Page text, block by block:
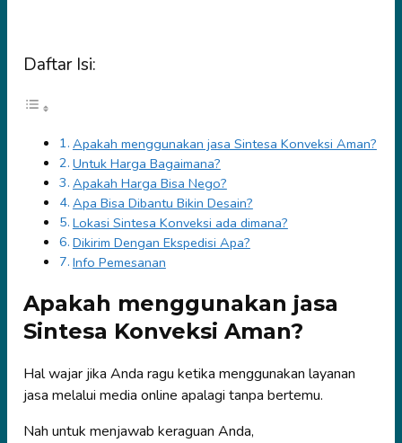
Daftar Isi:
Apakah menggunakan jasa Sintesa Konveksi Aman?
Untuk Harga Bagaimana?
Apakah Harga Bisa Nego?
Apa Bisa Dibantu Bikin Desain?
Lokasi Sintesa Konveksi ada dimana?
Dikirim Dengan Ekspedisi Apa?
Info Pemesanan
Apakah menggunakan jasa
Sintesa Konveksi Aman?
Hal wajar jika Anda ragu ketika menggunakan layanan
jasa melalui media online apalagi tanpa bertemu.
Nah untuk menjawab keraguan Anda,